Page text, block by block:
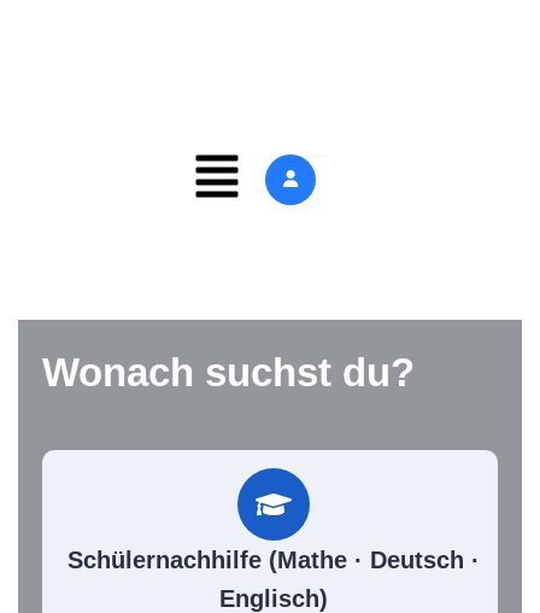
Wonach suchst du?
Schülernachhilfe (Mathe · Deutsch ·
Englisch)